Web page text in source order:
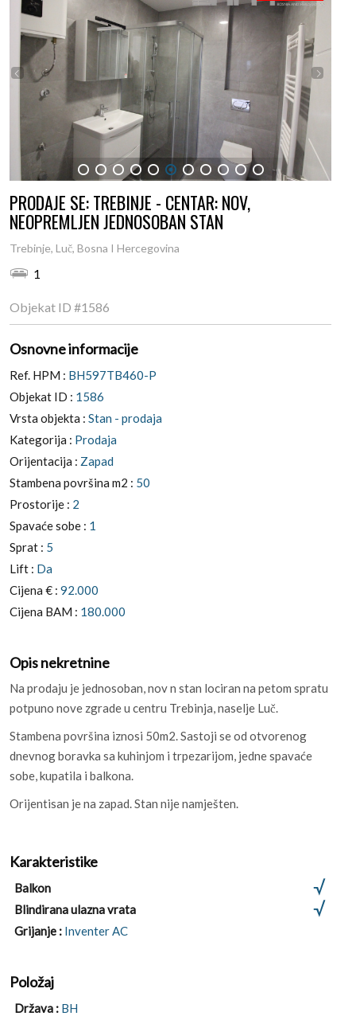
1 2 3 4 5 6 7 8 9 10 11
PRODAJE SE: TREBINJE - CENTAR: NOV,
NEOPREMLJEN JEDNOSOBAN STAN
Trebinje, Luč, Bosna I Hercegovina
1
Objekat ID #1586
Osnovne informacije
Ref. HPM : BH597TB460-P
Objekat ID : 1586
Vrsta objekta : Stan - prodaja
Kategorija : Prodaja
Orijentacija : Zapad
Stambena površina m2 : 50
Prostorije : 2
Spavaće sobe : 1
Sprat : 5
Lift : Da
Cijena € : 92.000
Cijena BAM : 180.000
Opis nekretnine
Na prodaju je jednosoban, nov n stan lociran na petom spratu
potpuno nove zgrade u centru Trebinja, naselje Luč.
Stambena površina iznosi 50m2. Sastoji se od otvorenog
dnevnog boravka sa kuhinjom i trpezarijom, jedne spavaće
sobe, kupatila i balkona.
Orijentisan je na zapad. Stan nije namješten.
Karakteristike
Balkon
Blindirana ulazna vrata
Grijanje : Inventer AC
Položaj
Država : BH